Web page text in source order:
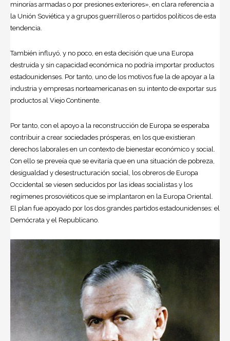
minorías armadas o por presiones exteriores», en clara referencia a
la Unión Soviética y a grupos guerrilleros o partidos políticos de esta
tendencia.
También influyó, y no poco, en esta decisión que una Europa
destruida y sin capacidad económica no podría importar productos
estadounidenses. Por tanto, uno de los motivos fue la de apoyar a la
industria y empresas norteamericanas en su intento de exportar sus
productos al Viejo Continente.
Por tanto, con el apoyo a la reconstrucción de Europa se esperaba
contribuir a crear sociedades prósperas, en los que existieran
derechos laborales en un contexto de bienestar económico y social.
Con ello se preveía que se evitaría que en una situación de pobreza,
desigualdad y desestructuración social, los obreros de Europa
Occidental se viesen seducidos por las ideas socialistas y los
regímenes prosoviéticos que se implantaron en la Europa Oriental.
El plan fue apoyado por los dos grandes partidos estadounidenses: el
Demócrata y el Republicano.